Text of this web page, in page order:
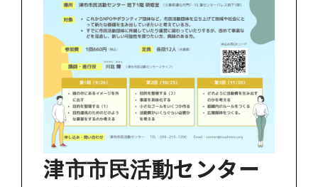
津市市民活動センター